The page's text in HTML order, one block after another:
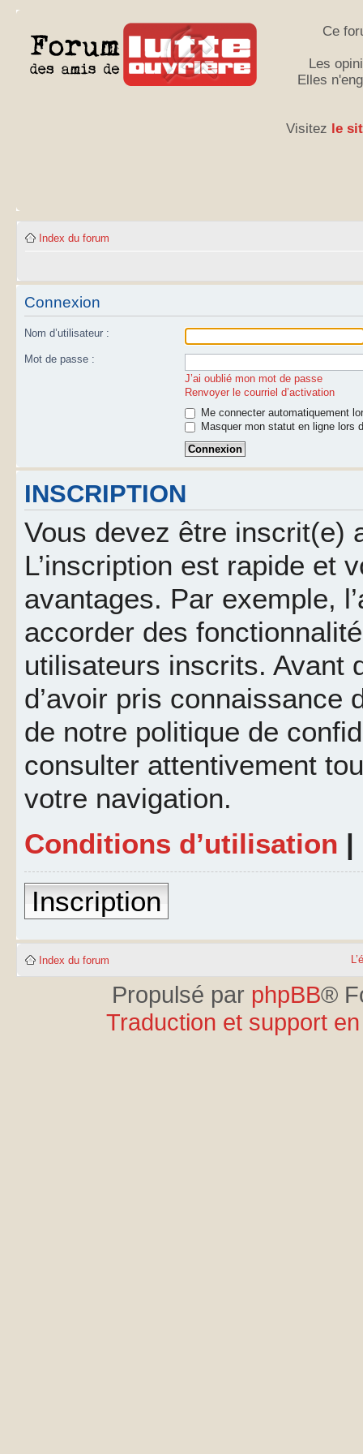
Ce
Les
Elles
Visitez le
Index du forum
Connexion
Nom d’utilisateur :
Mot de passe :
J’ai oublié mon mot de passe
Renvoyer le courriel d’activation
Me connecter automatiquement
Masquer mon statut en ligne lors
INSCRIPTION
Vous devez être inscrit(e)
L’inscription est rapide et
avantages. Par exemple,
accorder des
utilisateurs inscrits. Avant
d’avoir pris connaissance
de notre politique de
consulter attentivement
votre navigation.
Conditions d’utilisation |
Inscription
Index du forum
Propulsé par phpBB®
Traduction et support